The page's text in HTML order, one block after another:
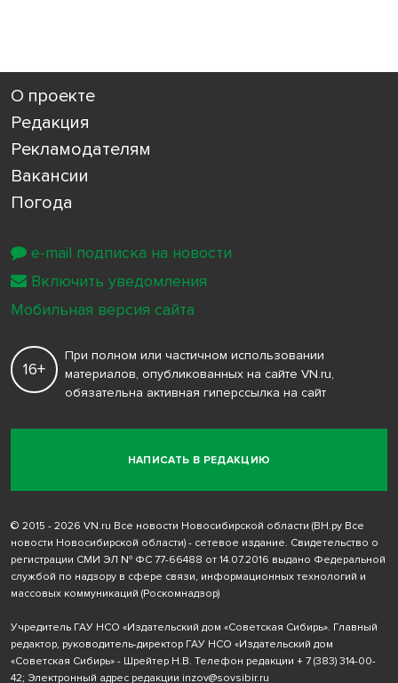
О проекте
Редакция
Рекламодателям
Вакансии
Погода
НАПИСАТЬ В РЕДАКЦИЮ
16+
При полном или частичном использовании
материалов, опубликованных на сайте VN.ru,
обязательна активная гиперссылка на сайт
© 2015 - 2026 VN.ru Все новости Новосибирской области (ВН.ру Все
новости Новосибирской области) - сетевое издание. Свидетельство о
регистрации СМИ ЭЛ № ФС 77-66488 от 14.07.2016 выдано Федеральной
службой по надзору в сфере связи, информационных технологий и
массовых коммуникаций (Роскомнадзор)
Учредитель ГАУ НСО «Издательский дом «Советская Сибирь». Главный
редактор, руководитель-директор ГАУ НСО «Издательский дом
«Советская Сибирь» - Шрейтер Н.В. Телефон редакции + 7 (383) 314-00-
42; Электронный адрес редакции inzov@sovsibir.ru
e-mail подписка на новости
Включить уведомления
Мобильная версия сайта